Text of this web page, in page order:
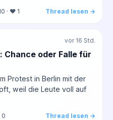
· ❤️ 1 Thread lesen →
vor 16 Std.
Chance oder Falle für
Protest in Berlin mit der
weil die Leute voll auf
0 Thread lesen →